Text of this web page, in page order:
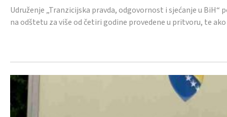
Udruženje „Tranzicijska pravda, odgovornost i sjećanje u
na odštetu za više od četiri godine provedene u pritvoru, te